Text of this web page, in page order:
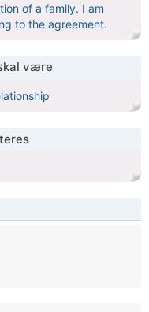
of a family. I am
to the agreement.
være